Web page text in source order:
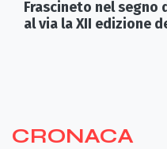
Frascineto nel segno
al via la XII edizione
CRONACA